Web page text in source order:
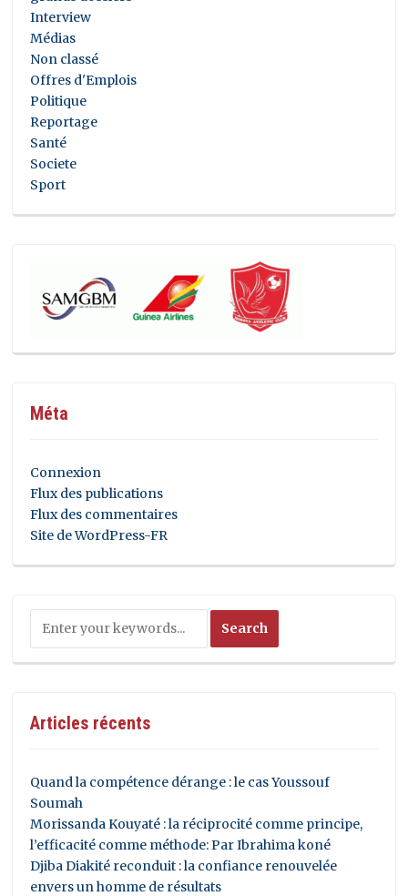
Interview
Médias
Non classé
Offres d'Emplois
Politique
Reportage
Santé
Societe
Sport
Méta
Connexion
Flux des publications
Flux des commentaires
Site de WordPress-FR
Articles récents
Quand la compétence dérange : le cas Youssouf
Soumah
Morissanda Kouyaté : la réciprocité comme principe,
l’efficacité comme méthode: Par Ibrahima koné
Djiba Diakité reconduit : la confiance renouvelée
envers un homme de résultats